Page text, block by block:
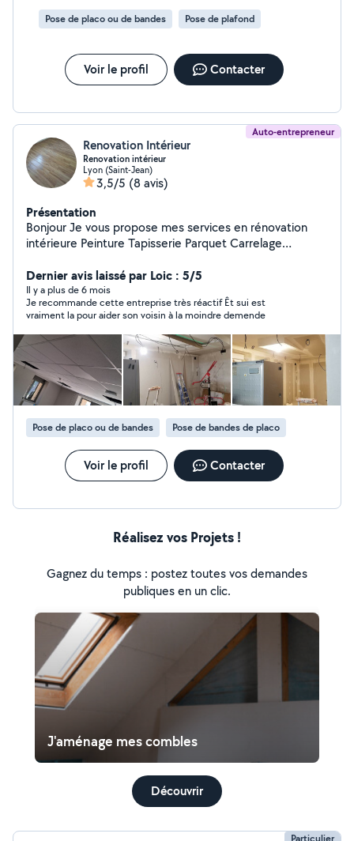
grande importance aux finitions et à la satisfaction de
mes clients. Faites confiance à mon savoir-faire pour
d'informations et profitez d'un devis gratuit.** »
Pose de placo ou de bandes Pose de plafond
Voir le profil Contacter
Auto-entrepreneur
Renovation Intérieur
Renovation intérieur
Lyon (Saint-Jean)
3,5/5 (8 avis)
Présentation
Bonjour Je vous propose mes services en rénovation
intérieure Peinture Tapisserie Parquet Carrelage
Dernier avis laissé par Loic : 5/5
Il y a plus de 6 mois
Je recommande cette entreprise très réactif Êt sui est
vraiment la pour aider son voisin à la moindre demende
Pose de placo ou de bandes Pose de bandes de placo
Voir le profil Contacter
Réalisez vos Projets !
Gagnez du temps : postez toutes vos demandes
publiques en un clic.
J'aménage mes combles
Découvrir
Particulier